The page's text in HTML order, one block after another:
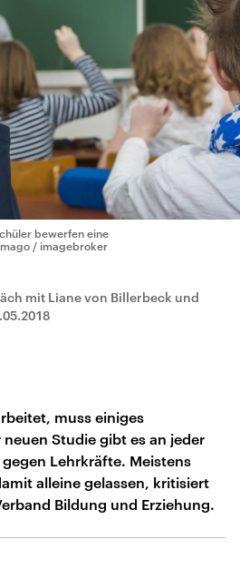
bewerfen eine
/ imagebroker
mit Liane von Billerbeck und
muss einiges
Studie gibt es an jeder
Lehrkräfte. Meistens
alleine gelassen, kritisiert
Bildung und Erziehung.